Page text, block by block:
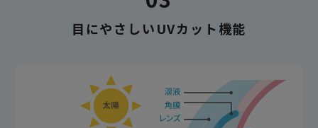
目にやさしいUVカット機能